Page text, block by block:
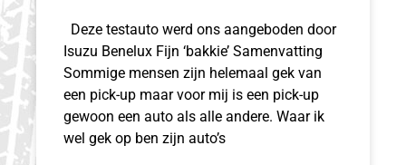
Deze testauto werd ons aangeboden door
Isuzu Benelux Fijn ‘bakkie’ Samenvatting
Sommige mensen zijn helemaal gek van
een pick-up maar voor mij is een pick-up
gewoon een auto als alle andere. Waar ik
wel gek op ben zijn auto’s